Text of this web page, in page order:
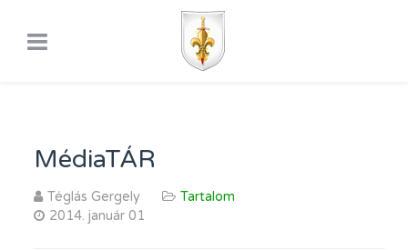
MédiaTÁR
Téglás Gergely
Tartalom
2014. január 01